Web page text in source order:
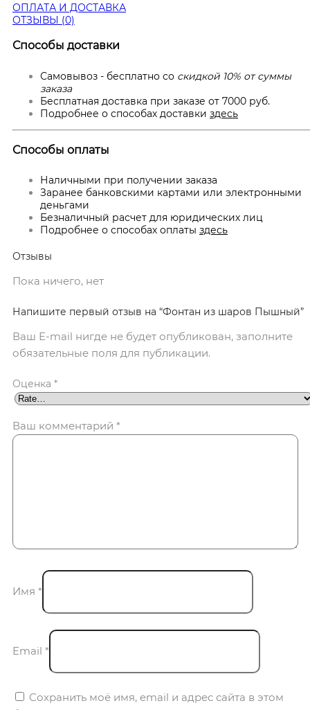
ОПЛАТА И ДОСТАВКА
ОТЗЫВЫ (0)
Способы доставки
Самовывоз - бесплатно со скидкой 10% от суммы
заказа
Бесплатная доставка при заказе от 7000 руб.
Подробнее о способах доставки здесь
Способы оплаты
Наличными при получении заказа
Заранее банковскими картами или электронными
деньгами
Безналичный расчет для юридических лиц
Подробнее о способах оплаты здесь
Отзывы
Пока ничего, нет
Напишите первый отзыв на “Фонтан из шаров Пышный”
Ваш E-mail нигде не будет опубликован, заполните
обязательные поля для публикации.
Оценка *
Ваш комментарий *
Имя *
Email *
Сохранить моё имя, email и адрес сайта в этом